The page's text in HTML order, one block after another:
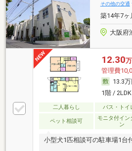
その他の交通
築14年7ヶ
大阪府
12.30
管理費
13.3万
1階 /
二人暮らし バス・トイ
ペット相談可
モニタ付イン
ン
小型犬1匹相談可の駐車場1台